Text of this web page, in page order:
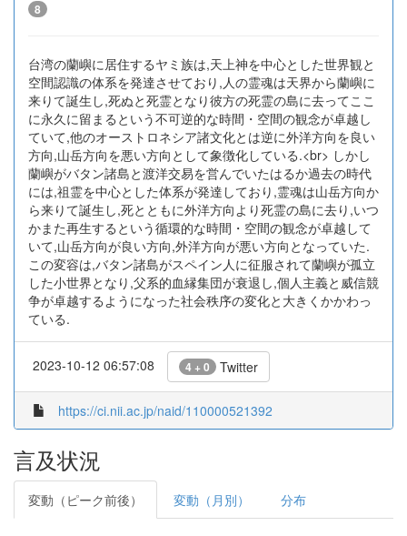
8
台湾の蘭嶼に居住するヤミ族は,天上神を中心とした世界観と
空間認識の体系を発達させており,人の霊魂は天界から蘭嶼に
来りて誕生し,死ぬと死霊となり彼方の死霊の島に去ってここ
に永久に留まるという不可逆的な時間・空間の観念が卓越し
ていて,他のオーストロネシア諸文化とは逆に外洋方向を良い
方向,山岳方向を悪い方向として象徴化している.<br> しかし
蘭嶼がバタン諸島と渡洋交易を営んでいたはるか過去の時代
には,祖霊を中心とした体系が発達しており,霊魂は山岳方向か
ら来りて誕生し,死とともに外洋方向より死霊の島に去り,いつ
かまた再生するという循環的な時間・空間の観念が卓越して
いて,山岳方向が良い方向,外洋方向が悪い方向となっていた.
この変容は,バタン諸島がスペイン人に征服されて蘭嶼が孤立
した小世界となり,父系的血縁集団が衰退し,個人主義と威信競
争が卓越するようになった社会秩序の変化と大きくかかわっ
ている.
2023-10-12 06:57:08 4 + 0 Twitter
https://ci.nii.ac.jp/naid/110000521392
言及状況
変動（ピーク前後） 変動（月別） 分布